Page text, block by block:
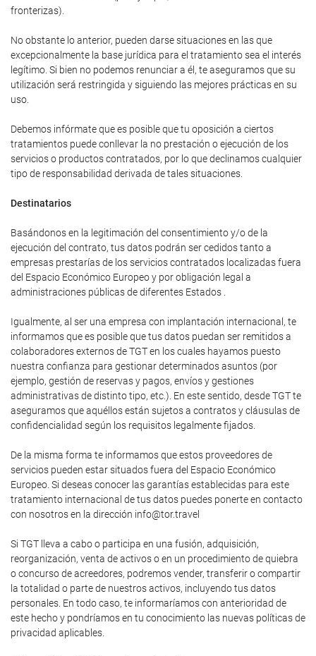
fronterizas).
No obstante lo anterior, pueden darse situaciones en las que
excepcionalmente la base jurídica para el tratamiento sea el interés
legítimo. Si bien no podemos renunciar a él, te aseguramos que su
utilización será restringida y siguiendo las mejores prácticas en su
uso.
Debemos infórmate que es posible que tu oposición a ciertos
tratamientos puede conllevar la no prestación o ejecución de los
servicios o productos contratados, por lo que declinamos cualquier
tipo de responsabilidad derivada de tales situaciones.
Destinatarios
Basándonos en la legitimación del consentimiento y/o de la
ejecución del contrato, tus datos podrán ser cedidos tanto a
empresas prestarías de los servicios contratados localizadas fuera
del Espacio Económico Europeo y por obligación legal a
administraciones públicas de diferentes Estados .
Igualmente, al ser una empresa con implantación internacional, te
informamos que es posible que tus datos puedan ser remitidos a
colaboradores externos de TGT en los cuales hayamos puesto
nuestra confianza para gestionar determinados asuntos (por
ejemplo, gestión de reservas y pagos, envíos y gestiones
administrativas de distinto tipo, etc.). En este sentido, desde TGT te
aseguramos que aquéllos están sujetos a contratos y cláusulas de
confidencialidad según los requisitos legalmente fijados.
De la misma forma te informamos que estos proveedores de
servicios pueden estar situados fuera del Espacio Económico
Europeo. Si deseas conocer las garantías establecidas para este
tratamiento internacional de tus datos puedes ponerte en contacto
con nosotros en la dirección info@tor.travel
Si TGT lleva a cabo o participa en una fusión, adquisición,
reorganización, venta de activos o en un procedimiento de quiebra
o concurso de acreedores, podremos vender, transferir o compartir
la totalidad o parte de nuestros activos, incluyendo tus datos
personales. En todo caso, te informaríamos con anterioridad de
este hecho y pondríamos en tu conocimiento las nuevas políticas de
privacidad aplicables.